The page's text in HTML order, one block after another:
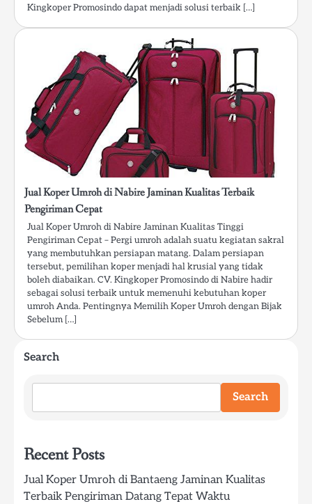
Kingkoper Promosindo dapat menjadi solusi terbaik […]
Jual Koper Umroh di Nabire Jaminan Kualitas Terbaik
Pengiriman Cepat
Jual Koper Umroh di Nabire Jaminan Kualitas Tinggi
Pengiriman Cepat – Pergi umroh adalah suatu kegiatan sakral
yang membutuhkan persiapan matang. Dalam persiapan
tersebut, pemilihan koper menjadi hal krusial yang tidak
boleh diabaikan. CV. Kingkoper Promosindo di Nabire hadir
sebagai solusi terbaik untuk memenuhi kebutuhan koper
umroh Anda. Pentingnya Memilih Koper Umroh dengan Bijak
Sebelum […]
Search
Search
Recent Posts
Jual Koper Umroh di Bantaeng Jaminan Kualitas
Terbaik Pengiriman Datang Tepat Waktu